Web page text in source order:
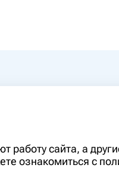
Информация,
диагностики и
необходимо
работу сайта, а
ознакомиться с